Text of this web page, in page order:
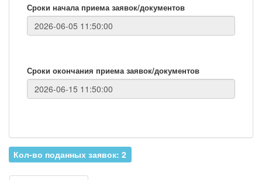
Сроки начала приема заявок/документов
Сроки окончания приема заявок/документов
Кол-во поданных заявок: 2